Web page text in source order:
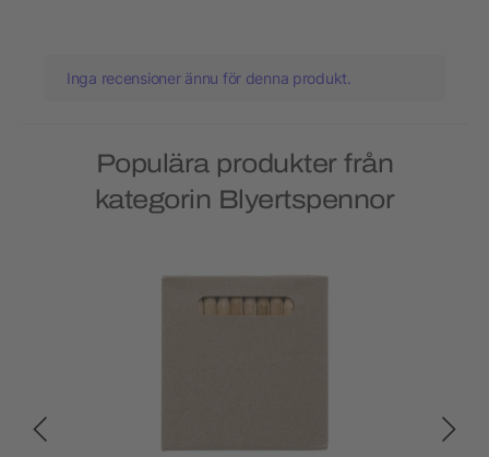
Inga recensioner ännu för denna produkt.
Populära produkter från
kategorin Blyertspennor